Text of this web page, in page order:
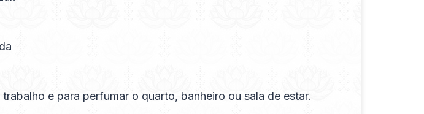
e para perfumar o quarto, banheiro ou sala de estar.